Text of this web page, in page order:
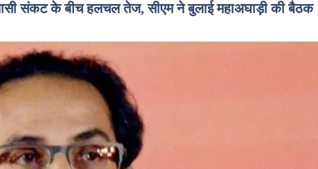
संकट के बीच हलचल तेज, सीएम ने बुलाई महाअघाड़ी की बैठक